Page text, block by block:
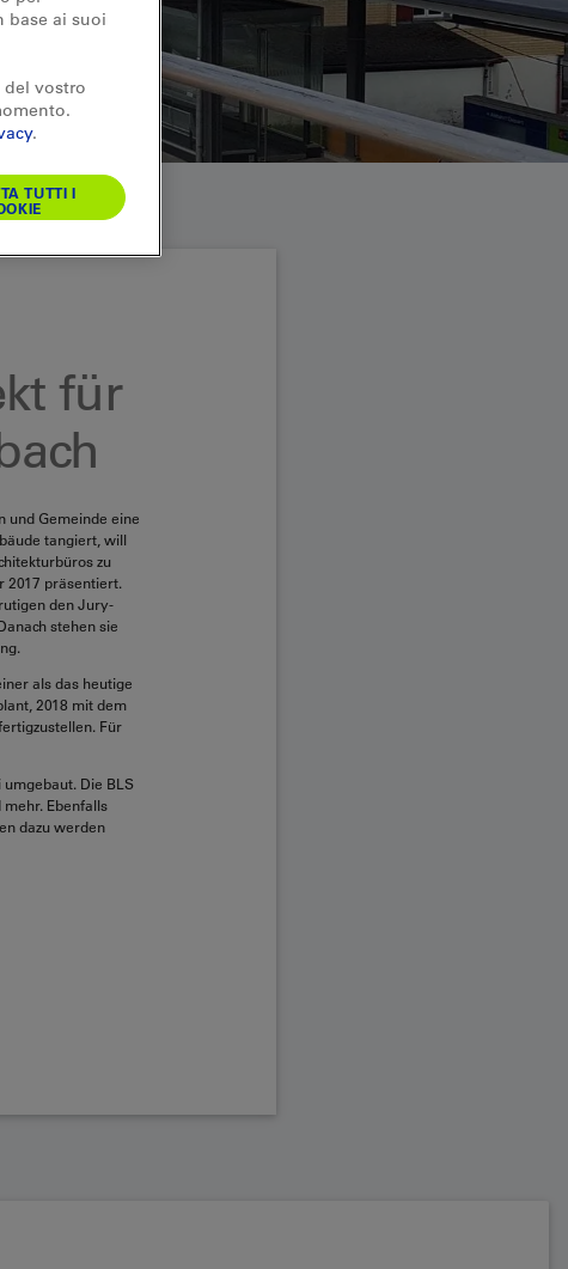
für
und Gemeinde eine
tangiert, will
zu
2017 präsentiert.
den Jury-
stehen sie
als das heutige
2018 mit dem
Für
Die BLS
Ebenfalls
dazu werden
base ai suoi
del vostro
.
TUTTI I